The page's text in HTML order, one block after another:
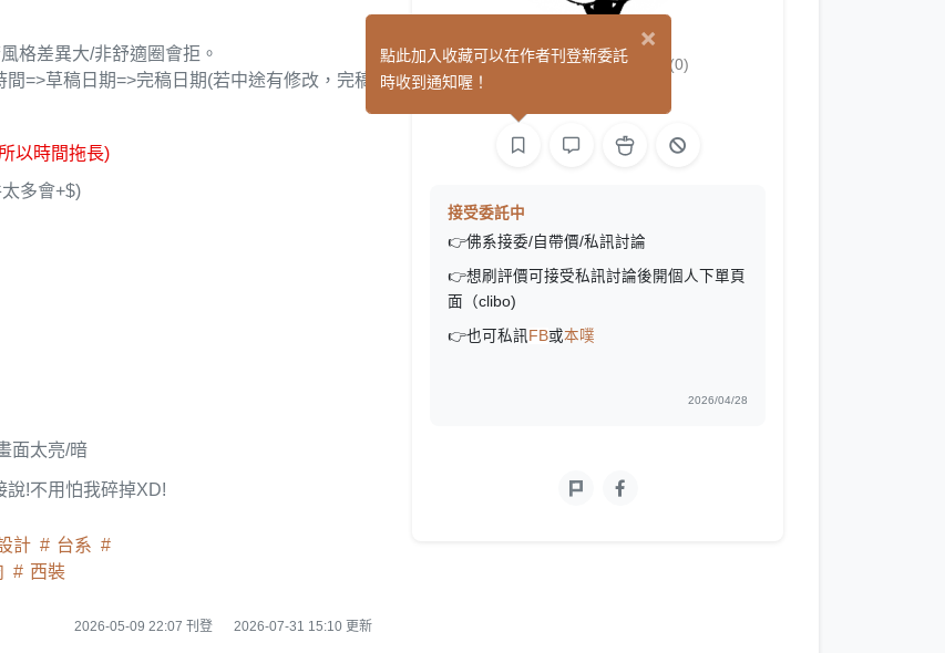
格差異大/非舒適圈會拒。
=>草稿日期=>完稿日期(若中途有修改，完稿
以時間拖長)
多會+$)
面太亮/暗
說!不用怕我碎掉XD!
計
台系
西裝
2026-05-09 22:07 刊登 2026-07-31 15:10 更新
熊小白/AYO (0)
接受委託中
👉佛系接委/自帶價/私訊討論
👉想刷評價可接受私訊討論後開個人下單頁
面（clibo)
👉也可私訊 FB或本噗
2026/04/28
×
點此加入收藏可以在作者刊登新委託
時收到通知喔！